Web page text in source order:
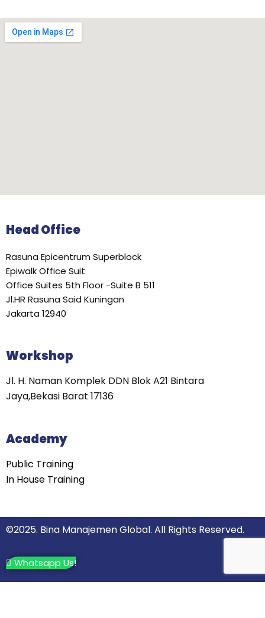
Whatsapp Us!
Head Office
Rasuna Epicentrum Superblock
Epiwalk Office Suit
Office Suites 5th Floor -Suite B 511
Jl.HR Rasuna Said Kuningan
Jakarta 12940
Workshop
Jl. H. Naman Komplek DDN Blok A21 Bintara
Jaya,Bekasi Barat 17136
Academy
Public Training
In House Training
©2025. Bina Manajemen Global. All Rights Reserved.